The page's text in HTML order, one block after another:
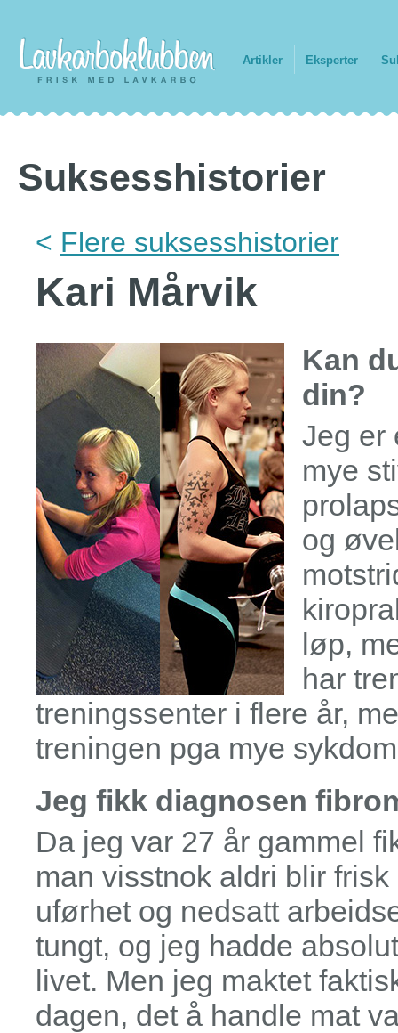
Artikler Eksperter
Suksesshistorier
< Flere suksesshistorier
Kari Mårvik
Kan
din?
Jeg er
mye
og
løp,
har
treningssenter i flere år,
treningen pga mye
Jeg fikk diagnosen
Da jeg var 27 år gammel
man visstnok aldri blir
uførhet og nedsatt
tungt, og jeg hadde
livet. Men jeg maktet
dagen, det å handle mat